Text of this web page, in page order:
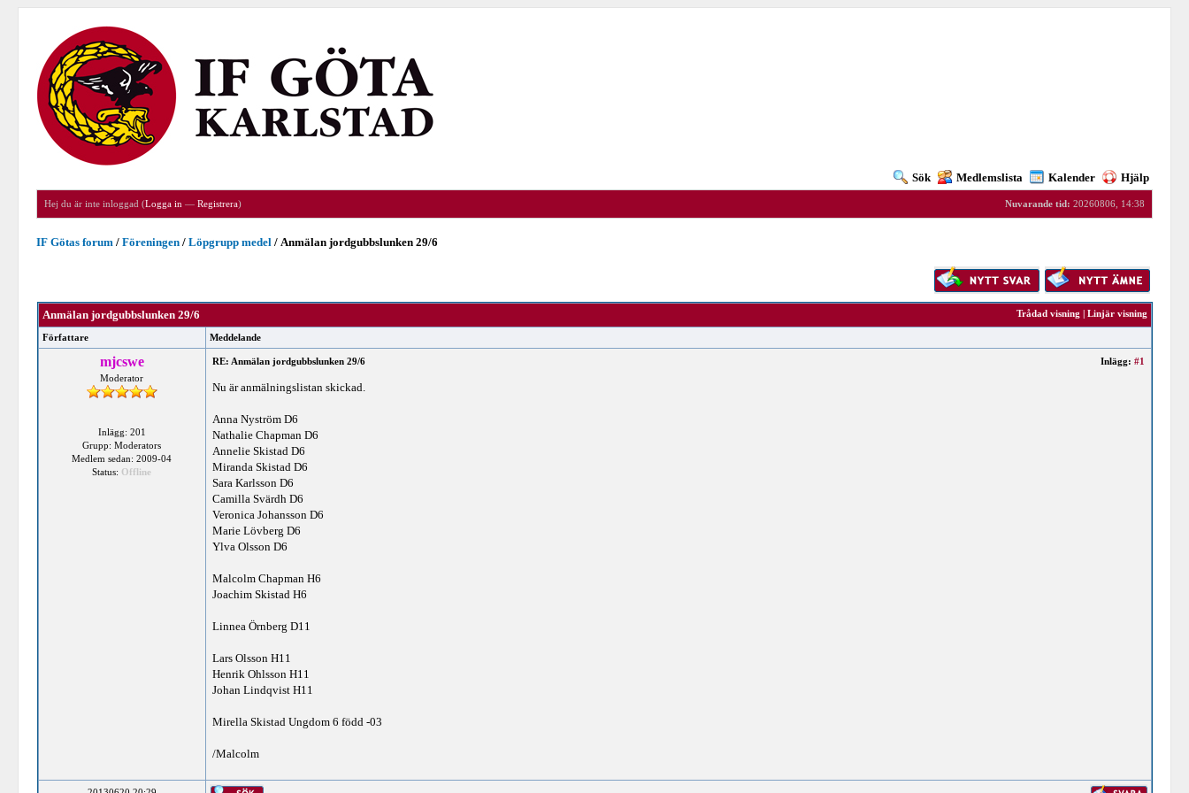
Sök Medlemslista Kalender Hjälp
Nuvarande tid: 20260806, 14:38
Hej du är inte inloggad (Logga in —Registrera)
IF Götas forum /Föreningen /Löpgrupp medel /Anmälan jordgubbslunken 29/6
Trådad visning | Linjär visning
Anmälan jordgubbslunken 29/6
Författare Meddelande
mjcswe
Moderator
Inlägg: 201
Grupp: Moderators
Medlem sedan: 2009-04
Status: Offline
Inlägg: #1
RE: Anmälan jordgubbslunken 29/6
Nu är anmälningslistan skickad.
Anna Nyström D6
Nathalie Chapman D6
Annelie Skistad D6
Miranda Skistad D6
Sara Karlsson D6
Camilla Svärdh D6
Veronica Johansson D6
Marie Lövberg D6
Ylva Olsson D6
Malcolm Chapman H6
Joachim Skistad H6
Linnea Örnberg D11
Lars Olsson H11
Henrik Ohlsson H11
Johan Lindqvist H11
Mirella Skistad Ungdom 6 född -03
/Malcolm